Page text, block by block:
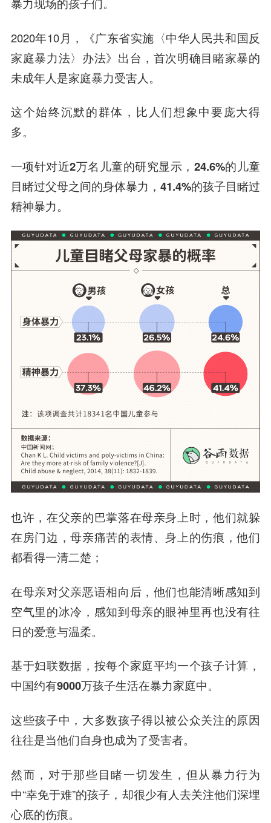
2020年10月，《广东省实施〈中华人民共和国反
家庭暴力法〉办法》出台，首次明确目睹家暴的
未成年人是家庭暴力受害人。
这个始终沉默的群体，比人们想象中要庞大得
多。
一项针对近2万名儿童的研究显示，24.6%的儿童
目睹过父母之间的身体暴力，41.4%的孩子目睹过
精神暴力。
也许，在父亲的巴掌落在母亲身上时，他们就躲
在房门边，母亲痛苦的表情、身上的伤痕，他们
都看得一清二楚；
在母亲对父亲恶语相向后，他们也能清晰感知到
空气里的冰冷，感知到母亲的眼神里再也没有往
日的爱意与温柔。
基于妇联数据，按每个家庭平均一个孩子计算，
中国约有9000万孩子生活在暴力家庭中。
这些孩子中，大多数孩子得以被公众关注的原因
往往是当他们自身也成为了受害者。
然而，对于那些目睹一切发生，但从暴力行为
中“幸免于难”的孩子，却很少有人去关注他们深埋
心底的伤痕。